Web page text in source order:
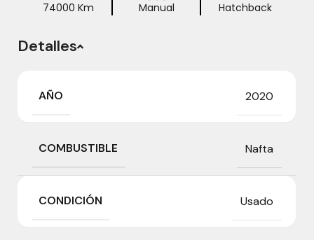
74000 Km Manual Hatchback
Detalles
AÑO 2020
COMBUSTIBLE Nafta
CONDICIÓN Usado